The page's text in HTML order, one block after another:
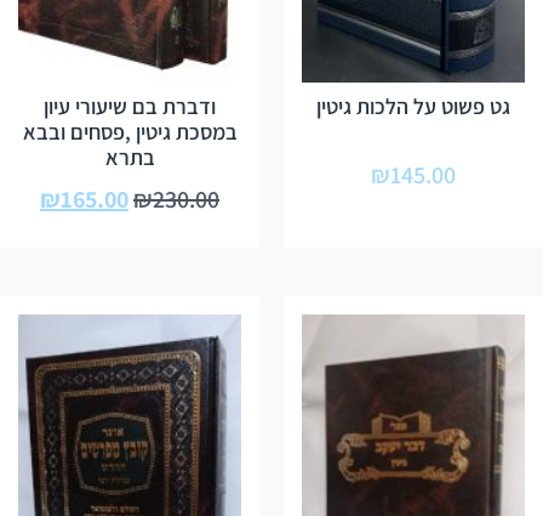
גט פשוט על הלכות גיטין
₪145.00
ודברת בם שיעורי עיון
במסכת גיטין ,פסחים ובבא
בתרא
₪230.00
₪165.00